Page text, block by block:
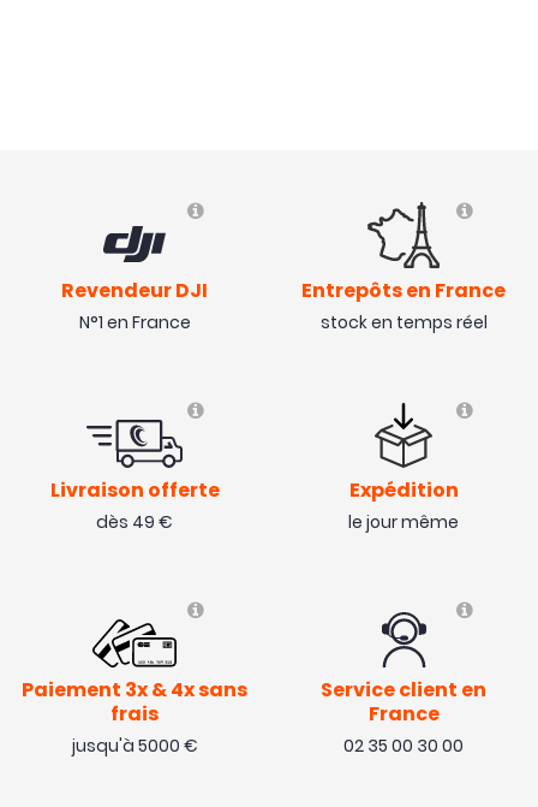
Revendeur DJI
N°1 en France
Entrepôts en France
stock en temps réel
Livraison offerte
dès 49 €
Expédition
le jour même
Paiement 3x & 4x sans
frais
jusqu'à 5000 €
Service client en
France
02 35 00 30 00